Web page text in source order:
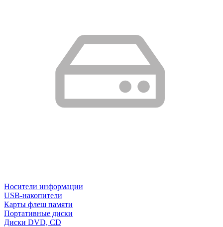
Носители информации
USB-накопители
Карты флеш памяти
Портативные диски
Диски DVD, CD